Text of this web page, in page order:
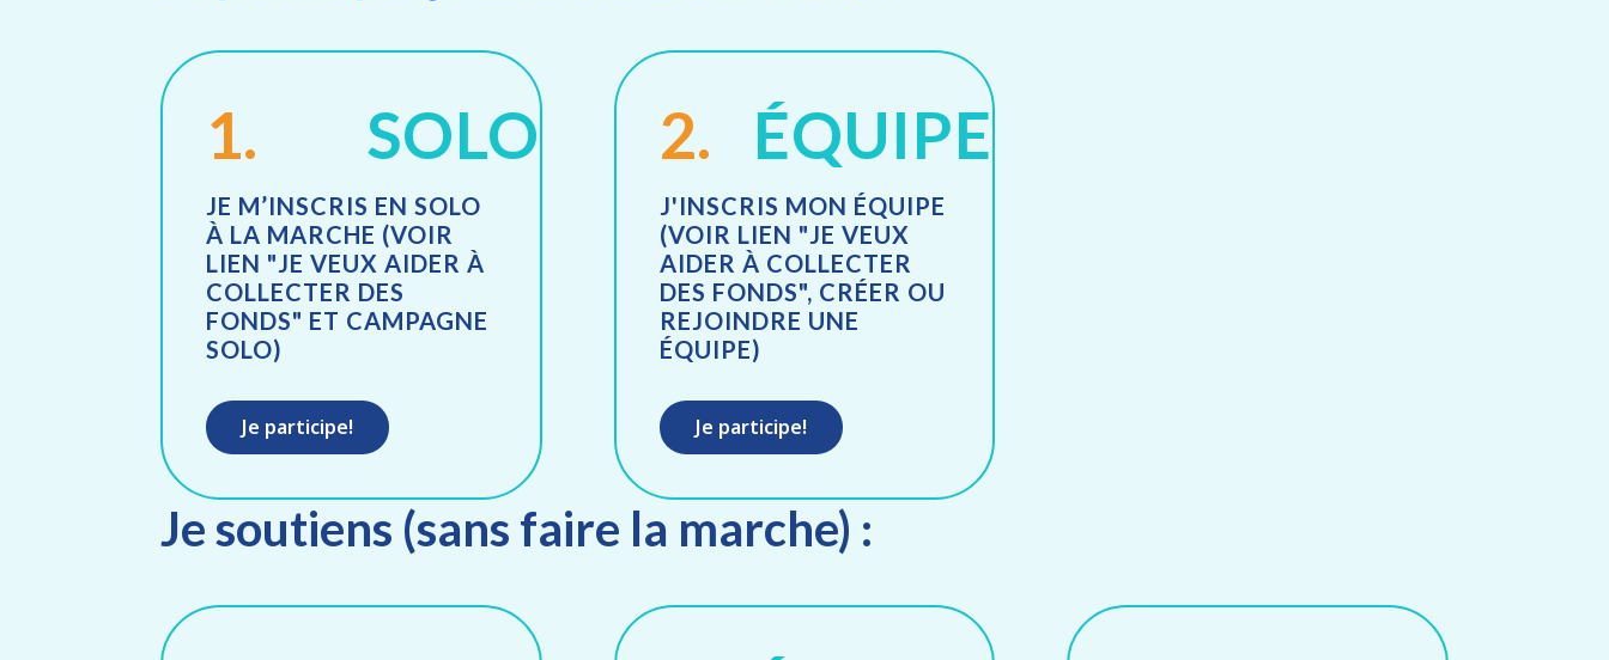
1. SOLO
JE M’INSCRIS EN SOLO
À LA MARCHE (VOIR
LIEN "JE VEUX AIDER À
COLLECTER DES
FONDS" ET CAMPAGNE
SOLO)
Je participe!
2. ÉQUIPE
J'INSCRIS MON ÉQUIPE
(VOIR LIEN "JE VEUX
AIDER À COLLECTER
DES FONDS", CRÉER OU
REJOINDRE UNE
ÉQUIPE)
Je participe!
Je soutiens (sans faire la marche) :